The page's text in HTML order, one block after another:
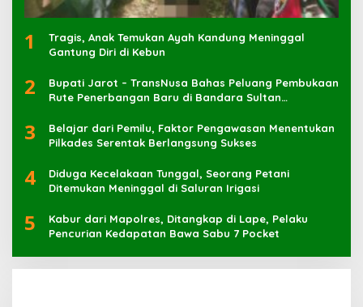
1
Tragis, Anak Temukan Ayah Kandung Meninggal
Gantung Diri di Kebun
2
Bupati Jarot – TransNusa Bahas Peluang Pembukaan
Rute Penerbangan Baru di Bandara Sultan
3
Belajar dari Pemilu, Faktor Pengawasan Menentukan
Pilkades Serentak Berlangsung Sukses
4
Diduga Kecelakaan Tunggal, Seorang Petani
Ditemukan Meninggal di Saluran Irigasi
5
Kabur dari Mapolres, Ditangkap di Lape, Pelaku
Pencurian Kedapatan Bawa Sabu 7 Pocket